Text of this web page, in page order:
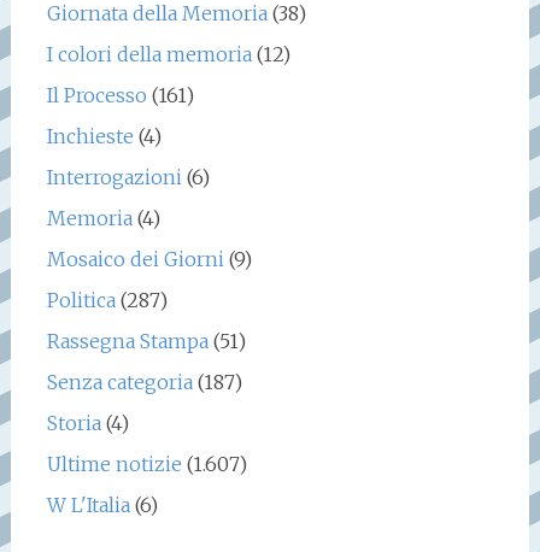
Giornata della Memoria(38)
I colori della memoria(12)
Il Processo (161)
Inchieste (4)
Interrogazioni(6)
Memoria(4)
Mosaico dei Giorni(9)
Politica(287)
Rassegna Stampa(51)
Senza categoria(187)
Storia(4)
Ultime notizie (1.607)
W L'Italia(6)